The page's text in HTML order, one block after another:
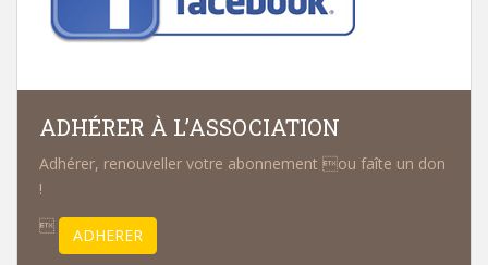
ADHÉRER À L’ASSOCIATION
Adhérer, renouveller votre abonnement ou faîte un don
!

ADHERER